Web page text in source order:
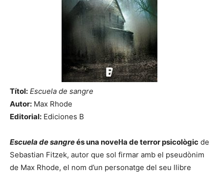
Títol: Escuela de sangre
Autor: Max Rhode
Editorial: Ediciones B
Escuela de sangreés una novel·la de terror psicològic de
Sebastian Fitzek, autor que sol firmar amb el pseudònim
de Max Rhode, el nom d’un personatge del seu llibre